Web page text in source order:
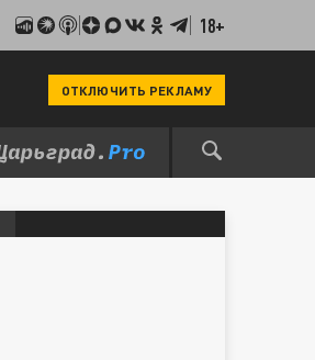
18+
ОТКЛЮЧИТЬ РЕКЛАМУ